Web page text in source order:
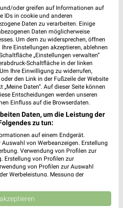
14,7 km
Super Sale
Gültig bis Sa. 22.08.
porta
oder greifen auf Informationen auf
IDs in cookie und anderen
Daten zu verarbeiten. Einige
Daten möglicherweise
Um dem zu widersprechen, öffnen
Ihre Einstellungen akzeptieren, ablehnen
„Einstellungen verwalten“
Schaltfläche in der linken
Ihre Einwilligung zu widerrufen,
den Link in der Fußzeile der Website
Daten“. Auf dieser Seite können
Entscheidungen werden unseren
Einfluss auf die Browserdaten.
Daten, um die Leistung der
zu tun:
auf einem Endgerät.
von Werbeanzeigen. Erstellung
Verwendung von Profilen zur
Erstellung von Profilen zur
von Profilen zur Auswahl
Werbeleistung. Messung der
Quellen. Entwicklung und
reduzierter Daten zur Auswahl